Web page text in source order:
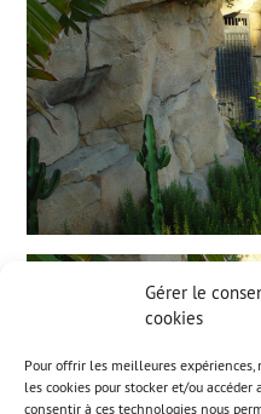
Gérer le
cookies
Pour offrir les meilleures
les cookies pour stocker et/ou
consentir à ces technologies nous